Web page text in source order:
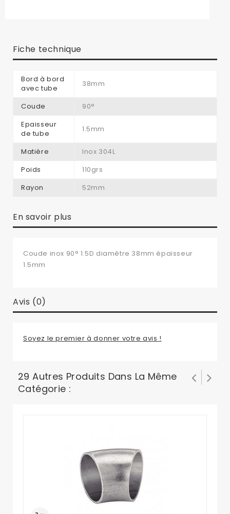
Fiche technique
Bord à bord
avec tube
38mm
Coude
90°
Epaisseur
de tube
1.5mm
Matière
Inox 304L
Poids
110grs
Rayon
52mm
En savoir plus
Coude inox 90° 1.5D diamètre 38mm épaisseur
1.5mm
Avis (0)
Soyez le premier à donner votre avis !
29 Autres Produits Dans La Même
Catégorie :